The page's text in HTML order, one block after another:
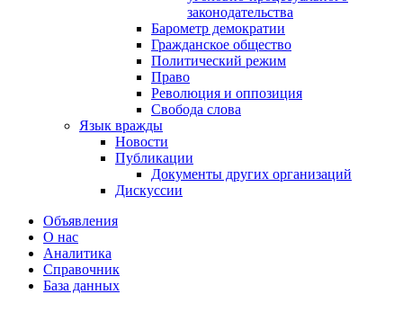
законодательства
Барометр демократии
Гражданское общество
Политический режим
Право
Революция и оппозиция
Свобода слова
Язык вражды
Новости
Публикации
Документы других организаций
Дискуссии
Объявления
О нас
Аналитика
Справочник
База данных